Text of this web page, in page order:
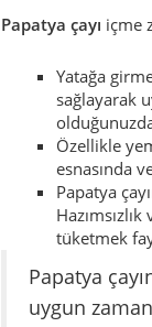
Papatya çayı içme
Yatağa
sağlayarak
Özellikle
esnasında
Papatya
tüketmek
Papatya
uygun